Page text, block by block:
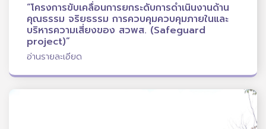
“โครงการขับเคลื่อนการยกระดับการดำเนินงานด้าน
คุณธรรม จริยธรรม การควบคุมควบคุมภายในและ
บริหารความเสี่ยงของ สวพส. (Safeguard
project)”
อ่านรายละเอียด